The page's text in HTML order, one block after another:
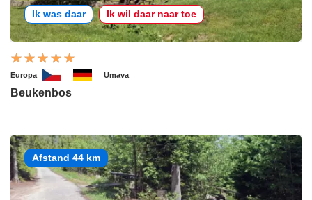
Ik was daar Ik wil daar naar toe
Europa Umava
Beukenbos
Afstand 44 km